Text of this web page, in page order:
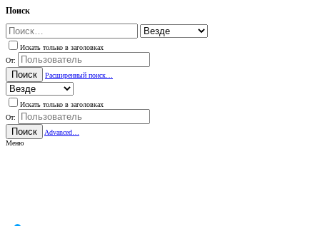
Поиск
Искать только в заголовках
От:
Поиск Расширенный поиск…
Искать только в заголовках
От:
Поиск
Advanced…
Меню